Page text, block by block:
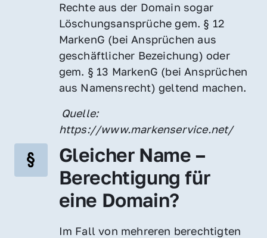
Rechte aus der Domain sogar
Löschungsansprüche gem. § 12
MarkenG (bei Ansprüchen aus
geschäftlicher Bezeichung) oder
gem. § 13 MarkenG (bei Ansprüchen
aus Namensrecht) geltend machen.
https://www.markenservice.net/
Gleicher Name –
Berechtigung für
eine Domain?
Im Fall von mehreren berechtigten